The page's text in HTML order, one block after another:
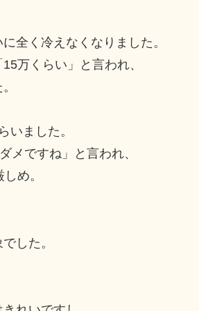
全く冷えなくなりました。
万くらい」と言われ、
いました。
メですね」と言われ、
め。
した。